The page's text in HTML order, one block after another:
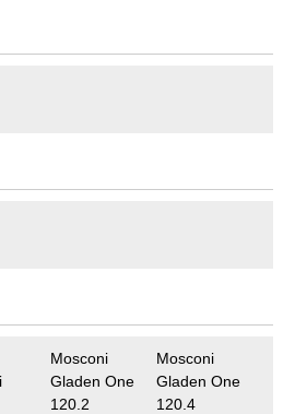
Mosconi
Gladen One
120.2
Mosconi
Gladen One
120.4